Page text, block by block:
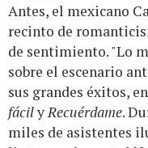
Antes, el mexicano
recinto de
de sentimiento. "Lo
sobre el escenario
sus grandes éxitos,
fácilyRecuérdame.
miles de asistentes